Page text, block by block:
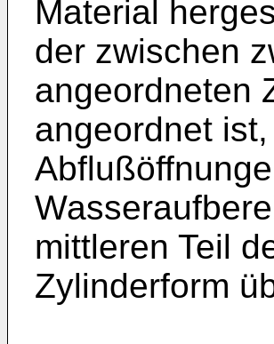
Material
der zwischen
angeordneten
angeordnet
mittleren Teil
Zylinderform